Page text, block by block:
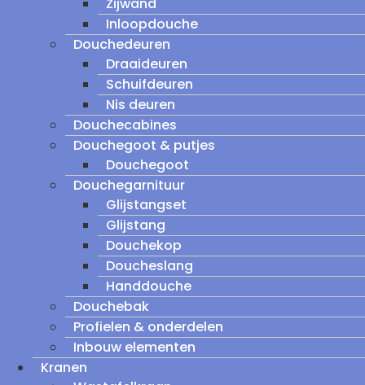
Inloopdouche
Douchedeuren
Draaideuren
Schuifdeuren
Nis deuren
Douchecabines
Douchegoot & putjes
Douchegoot
Douchegarnituur
Glijstangset
Glijstang
Douchekop
Doucheslang
Handdouche
Douchebak
Profielen & onderdelen
Inbouw elementen
Kranen